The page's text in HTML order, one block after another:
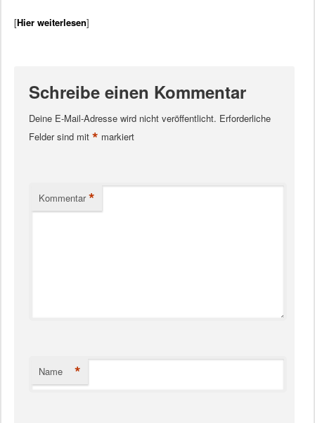
[Hier weiterlesen]
Schreibe einen Kommentar
Deine E-Mail-Adresse wird nicht veröffentlicht. Erforderliche
Felder sind mit * markiert
Kommentar *
Name *